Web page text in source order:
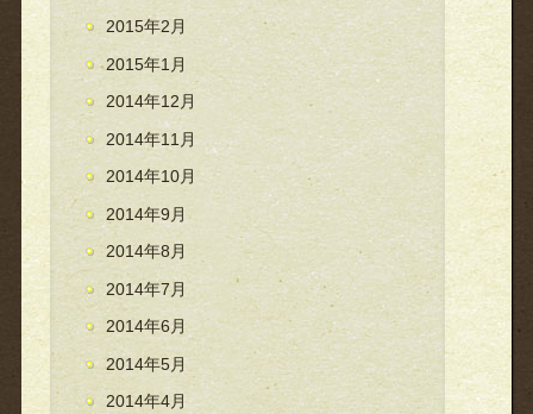
2015年2月
2015年1月
2014年12月
2014年11月
2014年10月
2014年9月
2014年8月
2014年7月
2014年6月
2014年5月
2014年4月